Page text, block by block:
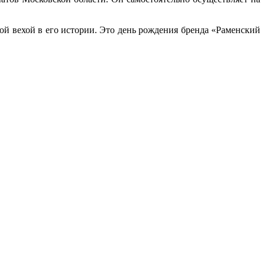
вехой в его истории. Это день рождения бренда «Раменский